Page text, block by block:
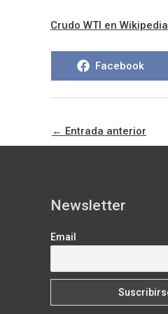
Crudo WTI en Wikipedia
Compartir
Facebook
← Entrada anterior
Newsletter
Email